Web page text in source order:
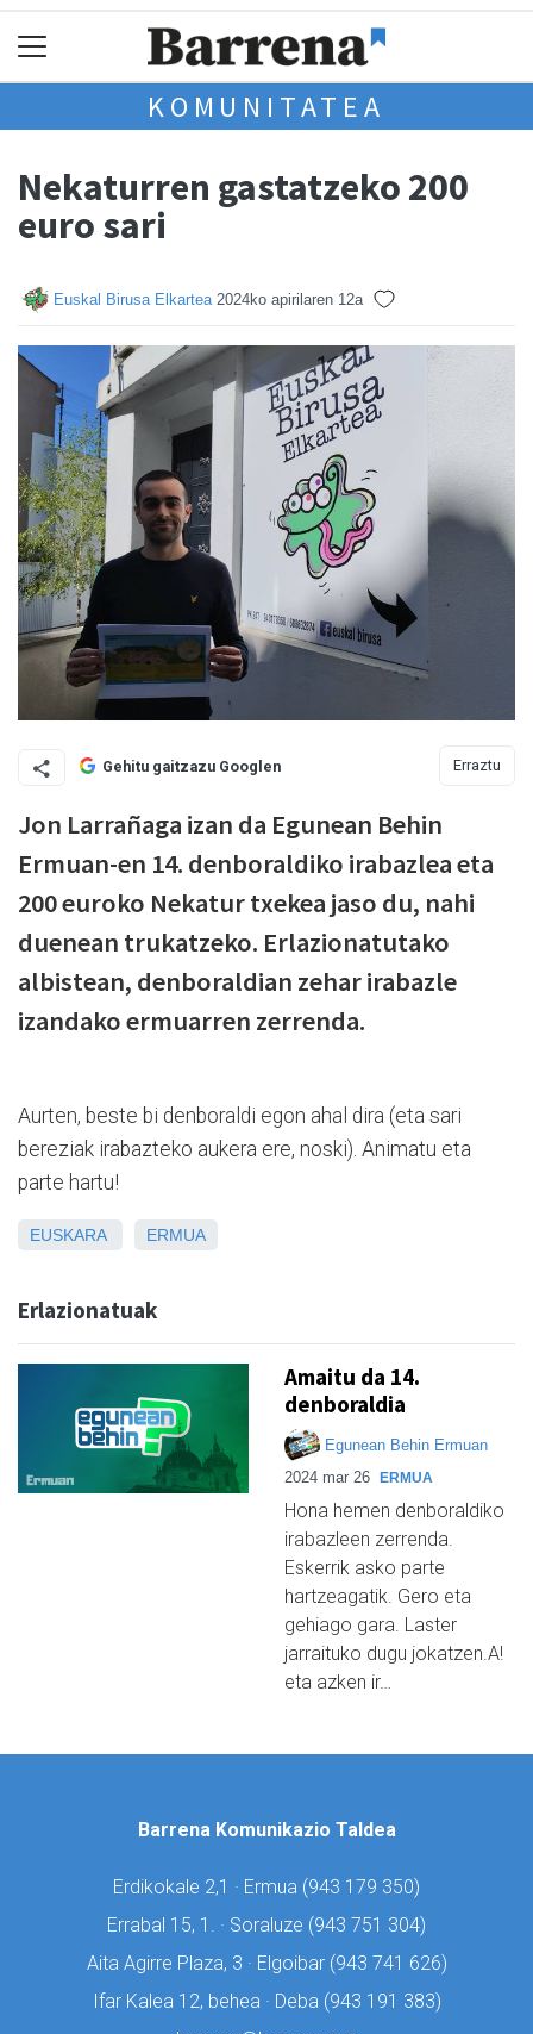
KOMUNITATEA
Nekaturren gastatzeko 200
euro sari
Euskal Birusa Elkartea 2024ko apirilaren 12a
Gehitu gaitzazu Googlen Erraztu
Jon Larrañaga izan da Egunean Behin
Ermuan-en 14. denboraldiko irabazlea eta
200 euroko Nekatur txekea jaso du, nahi
duenean trukatzeko. Erlazionatutako
albistean, denboraldian zehar irabazle
izandako ermuarren zerrenda.
Aurten, beste bi denboraldi egon ahal dira (eta sari
bereziak irabazteko aukera ere, noski). Animatu eta
parte hartu!
EUSKARA ERMUA
Erlazionatuak
Amaitu da 14.
denboraldia
Egunean Behin Ermuan
2024 mar 26
ERMUA
Hona hemen denboraldiko
irabazleen zerrenda.
Eskerrik asko parte
hartzeagatik. Gero eta
gehiago gara. Laster
jarraituko dugu jokatzen.A!
eta azken ir…
Barrena Komunikazio Taldea
Erdikokale 2,1 · Ermua (943 179 350)
Errabal 15, 1. · Soraluze (943 751 304)
Aita Agirre Plaza, 3 · Elgoibar (943 741 626)
Ifar Kalea 12, behea · Deba (943 191 383)